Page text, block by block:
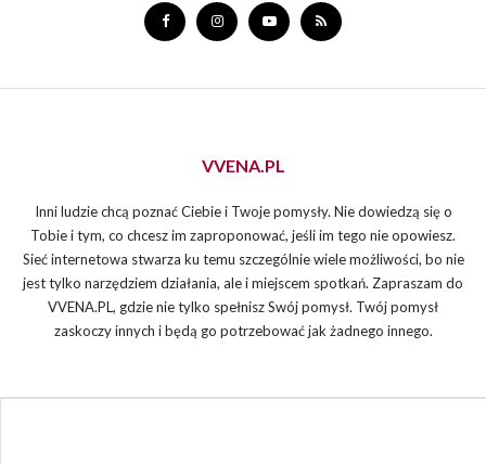
VVENA.PL
Inni ludzie chcą poznać Ciebie i Twoje pomysły. Nie dowiedzą się o
Tobie i tym, co chcesz im zaproponować, jeśli im tego nie opowiesz.
Sieć internetowa stwarza ku temu szczególnie wiele możliwości, bo nie
jest tylko narzędziem działania, ale i miejscem spotkań. Zapraszam do
VVENA.PL, gdzie nie tylko spełnisz Swój pomysł. Twój pomysł
zaskoczy innych i będą go potrzebować jak żadnego innego.